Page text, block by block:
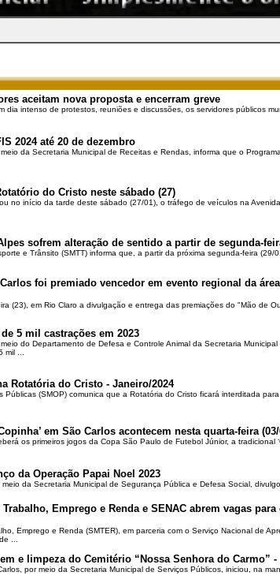
aceitam nova proposta e encerram greve
dia intenso de protestos, reuniões e discussões, os servidores públicos
2024 até 20 de dezembro
da Secretaria Municipal de Receitas e Rendas, informa que o
do Cristo neste sábado (27)
no início da tarde deste sábado (27/01), o tráfego de veículos na
sofrem alteração de sentido a partir de segunda-
e Trânsito (SMTT) informa que, a partir da próxima segunda-feira (29/
foi premiado vencedor em evento regional da
(23), em Rio Claro a divulgação e entrega das premiações do "Mão de
5 mil castrações em 2023
do Departamento de Defesa e Controle Animal da Secretaria
...
Rotatória do Cristo - Janeiro/2024
Públicas (SMOP) comunica que a Rotatória do Cristo ficará interditada
em São Carlos acontecem nesta quarta-feira (03/
os primeiros jogos da Copa São Paulo de Futebol Júnior, a tradicional
da Operação Papai Noel 2023
da Secretaria Municipal de Segurança Pública e Defesa Social,
Emprego e Renda e SENAC abrem vagas
Emprego e Renda (SMTER), em parceria com o Serviço Nacional de
...
e limpeza do Cemitério “Nossa Senhora do Carmo” -
por meio da Secretaria Municipal de Serviços Públicos, iniciou, na